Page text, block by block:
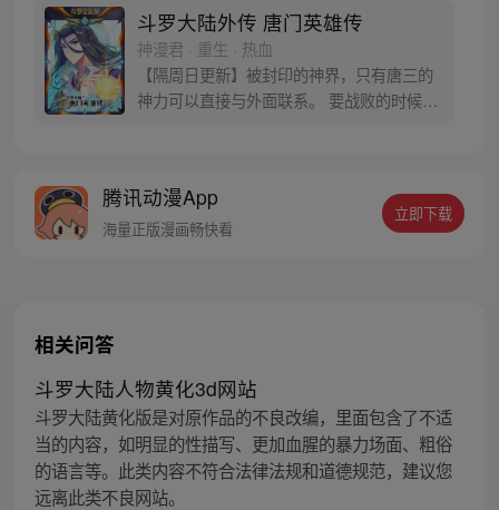
路？尽在一代神王至情追妻之旅，斗罗大陆
第五部，重生唐三!
斗罗大陆外传 唐门英雄传
神漫君 · 重生 · 热血
【隔周日更新】被封印的神界，只有唐三的
神力可以直接与外面联系。 要战败的时候，
战！
腾讯动漫App
海量正版漫画畅快看
立即下载
相关问答
斗罗大陆人物黄化3d网站
斗罗大陆黄化版是对原作品的不良改编，里面包含了不适
当的内容，如明显的性描写、更加血腥的暴力场面、粗俗
的语言等。此类内容不符合法律法规和道德规范，建议您
远离此类不良网站。